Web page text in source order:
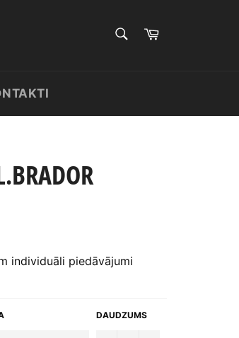
Pirkumu
individuāli piedāvājumi
DAUDZUMS